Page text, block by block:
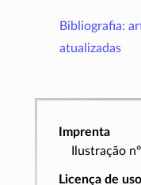
Bibliografia:
atualizadas
Imprenta
Ilustração
Licença de